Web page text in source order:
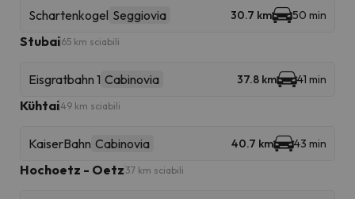
Schartenkogel Seggiovia 30.7 km 50 min
Stubai65 km sciabili
Eisgratbahn 1 Cabinovia 37.8 km 41 min
Kühtai49 km sciabili
KaiserBahn Cabinovia 40.7 km 43 min
Hochoetz - Oetz 37 km sciabili